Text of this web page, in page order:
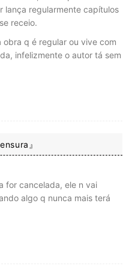
lança regularmente capítulos
receio.
obra q é regular ou vive com
infelizmente o autor tá sem
』
for cancelada, ele n vai
algo q nunca mais terá